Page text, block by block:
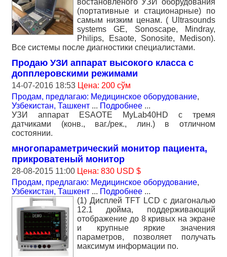
(портативные и стационарные) по
самым низким ценам. ( Ultrasounds
systems GE, Sonoscape, Mindray,
Philips, Esaote, Sonosite, Medison).
Все системы после диагностики специалистами.
Продаю УЗИ аппарат высокого класса с
допплеровскими режимами
14-07-2016 18:53 Цена: 200 сўм
Продам, предлагаю: Медицинское оборудование,
Узбекистан, Ташкент ... Подробнее ...
УЗИ аппарат ESAOTE MyLab40HD с тремя
датчиками (конв., ваг./рек., лин.) в отличном
состоянии.
многопараметрический монитор пациента,
прикроватеный монитор
28-08-2015 11:00 Цена: 830 USD $
Продам, предлагаю: Медицинское оборудование,
Узбекистан, Ташкент ... Подробнее ...
(1) Дисплей TFT LCD с диагональю
12.1 дюйма, поддерживающий
отображение до 8 кривых на экране
и крупные яркие значения
параметров, позволяет получать
максимум информации по.